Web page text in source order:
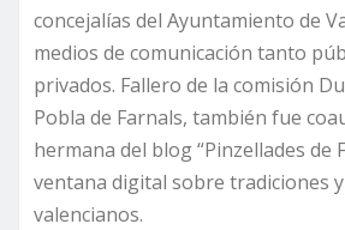
concejalías del Ayuntamiento de
medios de comunicación tanto
privados. Fallero de la comisión
Pobla de Farnals, también fue
hermana del blog “Pinzellades de
ventana digital sobre tradiciones
valencianos.